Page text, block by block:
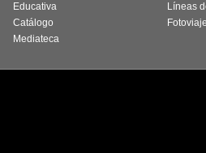
Educativa
Catálogo
Mediateca
Líneas